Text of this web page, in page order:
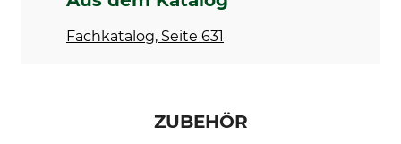
Modellbezeichnung
FS 240 C-E
Fachkatalog, Seite 631
ZUBEHÖR